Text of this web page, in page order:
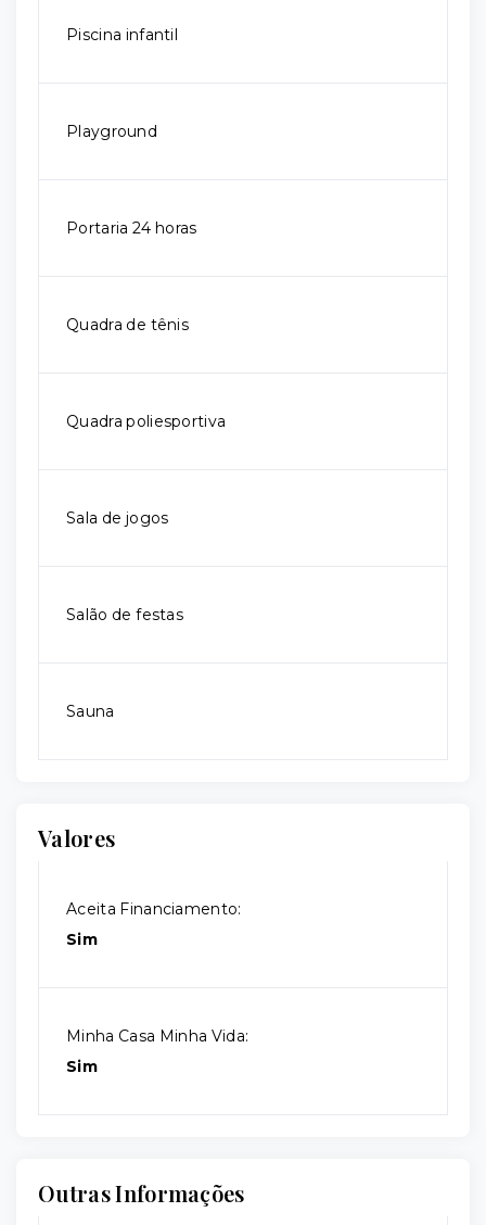
Piscina infantil
Playground
Portaria 24 horas
Quadra de tênis
Quadra poliesportiva
Sala de jogos
Salão de festas
Sauna
Valores
Aceita Financiamento:
Sim
Minha Casa Minha Vida:
Sim
Outras Informações